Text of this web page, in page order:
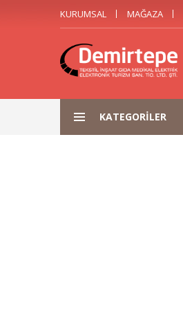
KURUMSAL MAĞAZA
KATEGORILER